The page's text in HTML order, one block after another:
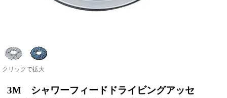
クリックで拡大
3M シャワーフィードドライビングアッセ